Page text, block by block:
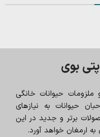
بوی
حیوانات خانگی
حیوانات به نیازهای
برتر و جدید در این
ارمغان خواهد آورد.